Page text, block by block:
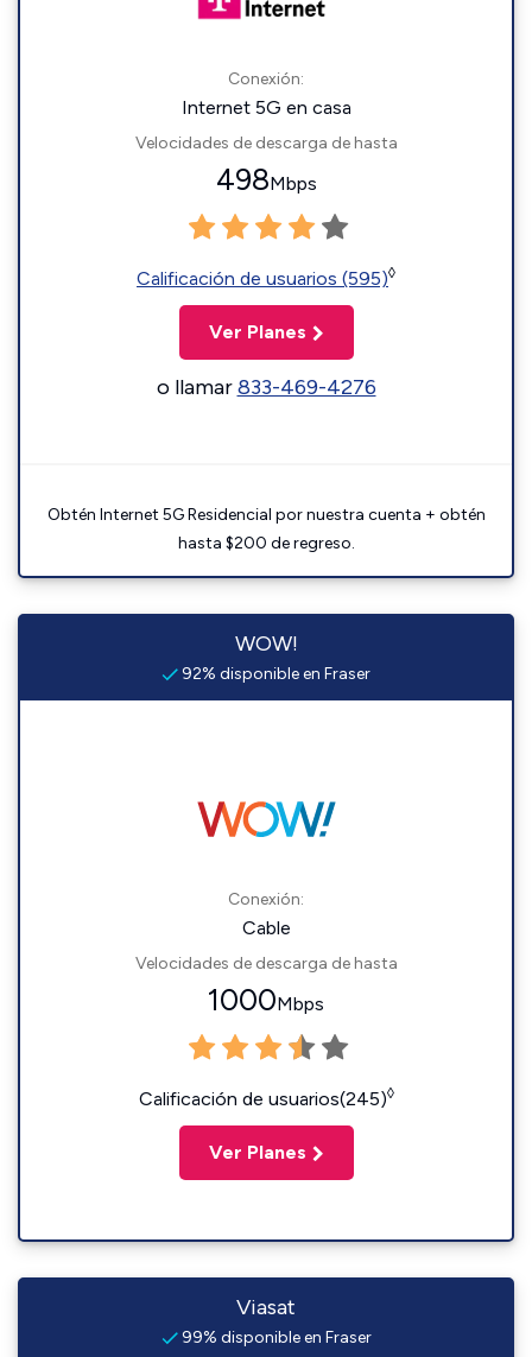
Conexión:
Internet 5G en casa
Velocidades de descarga de hasta
498Mbps
Calificación de usuarios (595)◊
Ver Planes
o llamar833-469-4276
Obtén Internet 5G Residencial por nuestra cuenta + obtén
hasta $200 de regreso.
WOW!
92% disponible en Fraser
Conexión:
Cable
Velocidades de descarga de hasta
1000Mbps
Calificación de usuarios(245)◊
Ver Planes
Viasat
99% disponible en Fraser